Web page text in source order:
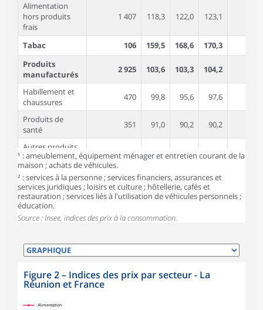
Alimentation
hors produits
frais
1 407 118,3 122,0 123,1
Tabac 106 159,5 168,6 170,3
Produits
manufacturés
2 925 103,6 103,3 104,2
Habillement et
chaussures
470 99,8 95,6 97,6
Produits de
santé
351 91,0 90,2 90,2
Autres produits
manufacturés¹
2 104 106,9 107,7 108,5
Énergie 749 135,8 143,7 146,0
dont Produits
pétroliers
434 128,3 124,2 127,8
Services 4 618 106,6 110,1
Loyers, eau et
ordures
Services de
santé
Services de
¹ : ameublement, équipement ménager et entretien courant de la
maison ; achats de véhicules.
² : services à la personne ; services financiers, assurances et
services juridiques ; loisirs et culture ; hôtellerie, cafés et
restauration ; services liés à l'utilisation de véhicules personnels ;
éducation.
Source : Insee, indices des prix à la consommation.
Figure 2– Indices des prix par secteur - La
Réunion et France
Alimentation